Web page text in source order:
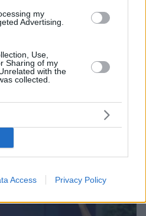
my
Advertising.
Use,
Sharing of my
with the
collected.
Access Privacy Policy
ανηλίκων στον γιο
πολύ
αν είμαι σωστή μαμά,